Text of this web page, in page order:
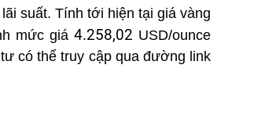
suất. Tính tới hiện tại giá vàng
mức giá4.258,02 USD/ounce
có thể truy cập qua đường link